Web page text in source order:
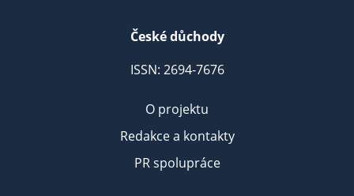
České důchody
ISSN: 2694-7676
O projektu
Redakce a kontakty
PR spolupráce